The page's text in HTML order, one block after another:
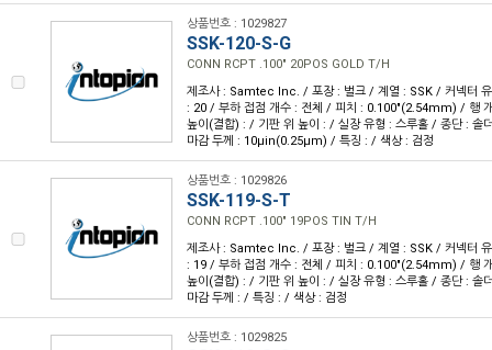
상품번호 : 1029827
SSK-120-S-G
CONN RCPT .100" 20POS GOLD T/H
제조사 : Samtec Inc. / 포장 : 벌크 / 계열 : SSK / 커넥터
: 20 / 부하 접점 개수 : 전체 / 피치 : 0.100"(2.54mm) / 행
높이(결합) : / 기판 위 높이 : / 실장 유형 : 스루홀 / 종단 : 솔
마감 두께 : 10µin(0.25µm) / 특징 : / 색상 : 검정
상품번호 : 1029826
SSK-119-S-T
CONN RCPT .100" 19POS TIN T/H
제조사 : Samtec Inc. / 포장 : 벌크 / 계열 : SSK / 커넥터
: 19 / 부하 접점 개수 : 전체 / 피치 : 0.100"(2.54mm) / 행
높이(결합) : / 기판 위 높이 : / 실장 유형 : 스루홀 / 종단 : 솔
마감 두께 : / 특징 : / 색상 : 검정
상품번호 : 1029825